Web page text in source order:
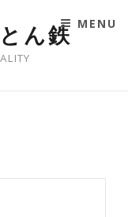
ん鉄 MENU